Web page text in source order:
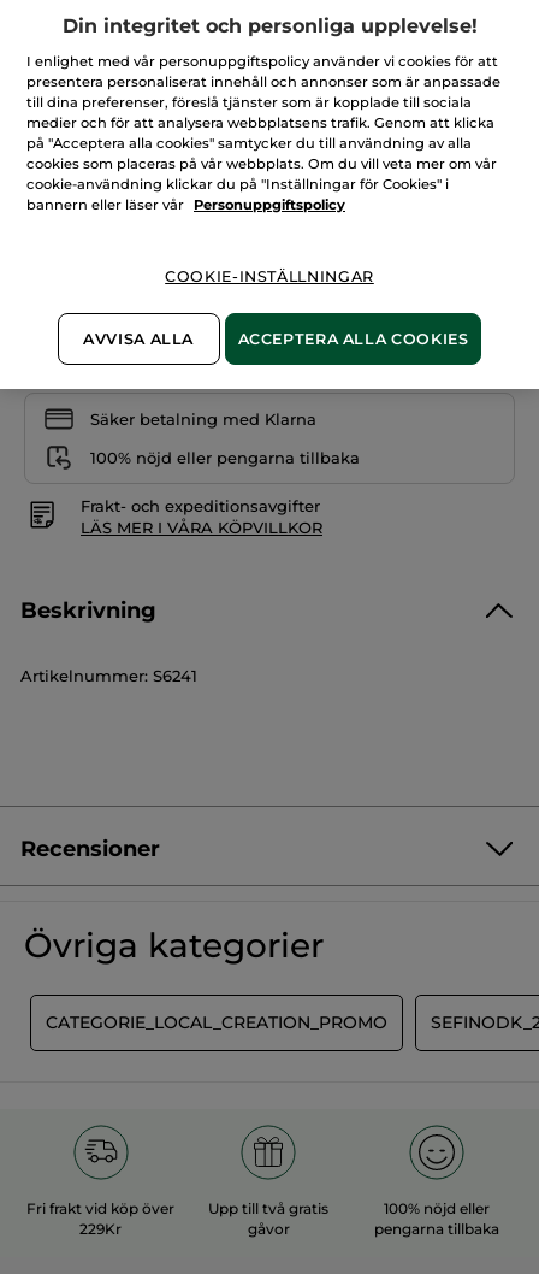
SET: SUR LA LANDE + ETUI FÖR
SMYCKEN
SET: SUR LA LANDE + ETUI FÖR SMYCKEN
★★★★★
★★★★★ LÄGG TILL RECENSION
Bevaka produkt
Säker betalning med Klarna
100% nöjd eller pengarna tillbaka
Frakt- och expeditionsavgifter
LÄS MER I VÅRA KÖPVILLKOR
Beskrivning
Artikelnummer: S6241
Recensioner
★★★★★
★★★★★
Inget
omdöme
LÄGG TILL RECENSION
Övriga kategorier
CATEGORIE_LOCAL_CREATION_PROMO
Fri frakt vid köp över
229Kr
Upp till två gratis
gåvor
100% nöjd eller
pengarna tillbaka
Din integritet och personliga upplevelse!
I enlighet med vår personuppgiftspolicy använder vi cookies för att
presentera personaliserat innehåll och annonser som är anpassade
till dina preferenser, föreslå tjänster som är kopplade till sociala
medier och för att analysera webbplatsens trafik. Genom att klicka
på "Acceptera alla cookies" samtycker du till användning av alla
cookies som placeras på vår webbplats. Om du vill veta mer om vår
cookie-användning klickar du på "Inställningar för Cookies" i
bannern eller läser vår
Personuppgiftspolicy
COOKIE-INSTÄLLNINGAR
AVVISA ALLA ACCEPTERA ALLA COOKIES